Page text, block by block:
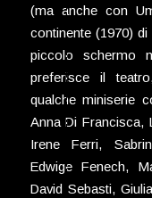
(ma anche con
continente (1970)
piccolo schermo
preferisce il
qualche miniserie
Anna Di Francisca,
Irene Ferri,
Edwige Fenech,
David Sebasti,